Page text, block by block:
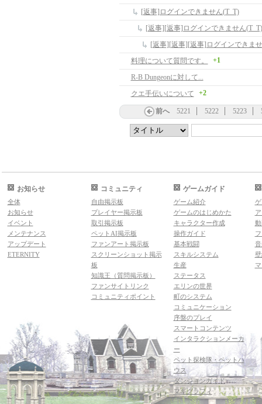
[返事]ログインできません(T_T)
[返事][返事]ログインできません(T_T)
[返事][返事][返事]ログインできま
料理について質問です。
+1
R-B Dungeonに対して...
クエ手伝いについて
+2
前へ 5221 5222 5223
お知らせ
全体
お知らせ
イベント
メンテナンス
アップデート
ETERNITY
コミュニティ
自由掲示板
プレイヤー掲示板
取引掲示板
ペットAI掲示板
ファンアート掲示板
スクリーンショット掲示
板
知識王（質問掲示板）
ファンサイトリンク
コミュニティポイント
ゲームガイド
ゲーム紹介
ゲームのはじめかた
キャラクター作成
操作ガイド
基本戦闘
スキルシステム
生産
ステータス
エリンの世界
町のシステム
コミュニケーション
序盤のプレイ
スマートコンテンツ
インタラクションメーカ
ー
ペット探検隊・ペットハ
ウス
ダンジョンガイド
マギグラフィ